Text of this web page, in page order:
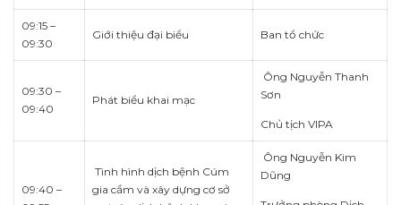
09:15 –
09:30
Giới thiệu đại biểu Ban tổ chức
09:30 –
09:40
Phát biểu khai mạc
Ông Nguyễn Thanh
Sơn
Chủ tịch VIPA
09:40 –
Tình hình dịch bệnh Cúm
gia cầm và xây dựng cơ sở
Ông Nguyễn Kim
Dũng